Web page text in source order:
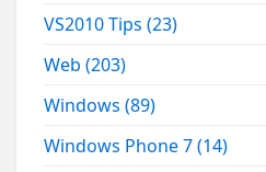
VS2010 Tips(23)
Web(203)
Windows(89)
Windows Phone 7(14)